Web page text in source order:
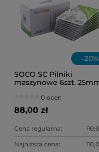
-20%
SOCO SC Pilniki
maszynowe 6szt.
0 ocen
88,00 zł
Cena regularna:
Najniższa cena: